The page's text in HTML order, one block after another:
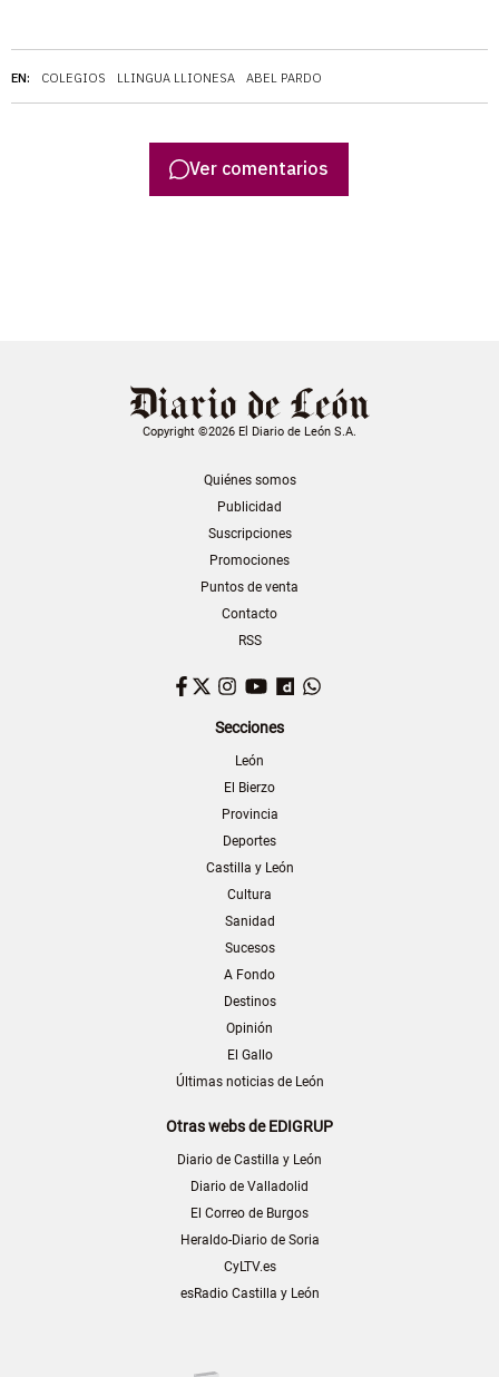
EN: COLEGIOS LLINGUA LLIONESA ABEL PARDO
Ver comentarios
Copyright ©2026 El Diario de León S.A.
Quiénes somos
Publicidad
Suscripciones
Promociones
Puntos de venta
Contacto
RSS
Facebook
TwitterInstagram
YouTubeDailymotion
Secciones
León
El Bierzo
Provincia
Deportes
Castilla y León
Cultura
Sanidad
Sucesos
A Fondo
Destinos
Opinión
El Gallo
Últimas noticias de León
Otras webs de EDIGRUP
Diario de Castilla y León
Diario de Valladolid
El Correo de Burgos
Heraldo-Diario de Soria
CyLTV.es
esRadio Castilla y León